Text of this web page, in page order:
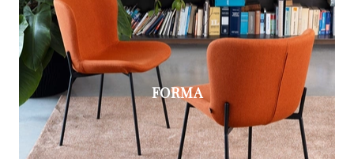
FORMA